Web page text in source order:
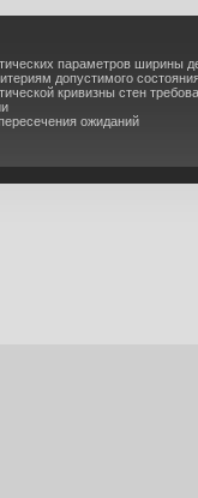
параметров ширины
допустимого
кривизны стен
ожиданий